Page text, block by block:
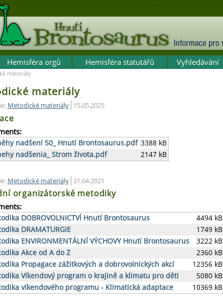
Hemisféra orgů Hemisféra statutářů Vyhledávání
materiály
materiály
Metodické materiály 15.05.2025
nadšení 50_ Hnutí Brontosaurus.pdf 3388 kB
nadšenia_ Strom života.pdf
2147 kB
Metodické materiály 21.04.2021
organizátorské metodiky
DOBROVOLNICTVÍ Hnutí Brontosaurus
4494 kB
DRAMATURGIE
1749 kB
ENVIRONMENTÁLNÍ VÝCHOVY Hnutí Brontosaurus
3222 kB
Akce od A do Z
2360 kB
Propagace zážitkových a dobrovolnických akcí
12356 kB
Víkendový program o krajině a klimatu pro děti
5080 kB
víkendového programu - Klimatická adaptace
10369 kB